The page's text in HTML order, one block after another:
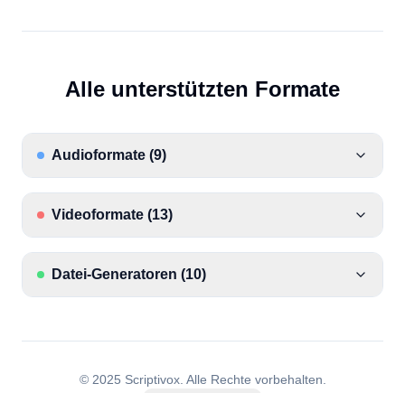
Alle unterstützten Formate
Audioformate (9)
Videoformate (13)
Datei-Generatoren (10)
© 2025 Scriptivox. Alle Rechte vorbehalten.